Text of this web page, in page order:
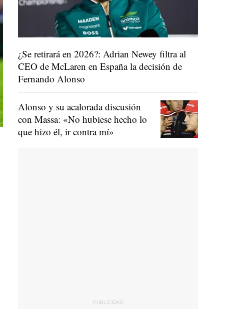
¿Se retirará en 2026?: Adrian Newey filtra al
CEO de McLaren en España la decisión de
Fernando Alonso
Alonso y su acalorada discusión
con Massa: «No hubiese hecho lo
que hizo él, ir contra mí»